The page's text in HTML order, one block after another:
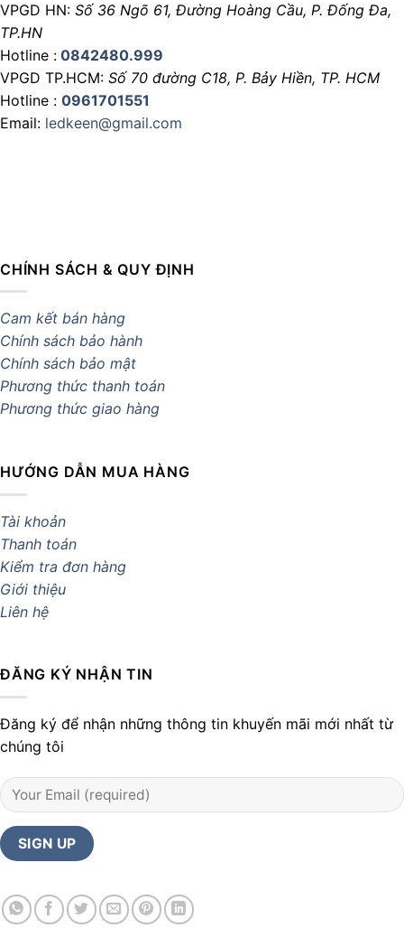
VPGD HN: Số 36 Ngõ 61, Đường Hoàng Cầu, P. Đống Đa,
TP.HN
Hotline : 0842480.999
VPGD TP.HCM: Số 70 đường C18, P. Bảy Hiền, TP. HCM
Hotline : 0961701551
Email: ledkeen@gmail.com
CHÍNH SÁCH & QUY ĐỊNH
Cam kết bán hàng
Chính sách bảo hành
Chính sách bảo mật
Phương thức thanh toán
Phương thức giao hàng
HƯỚNG DẪN MUA HÀNG
Tài khoản
Thanh toán
Kiểm tra đơn hàng
Giới thiệu
Liên hệ
ĐĂNG KÝ NHẬN TIN
Đăng ký để nhận những thông tin khuyến mãi mới nhất từ
chúng tôi